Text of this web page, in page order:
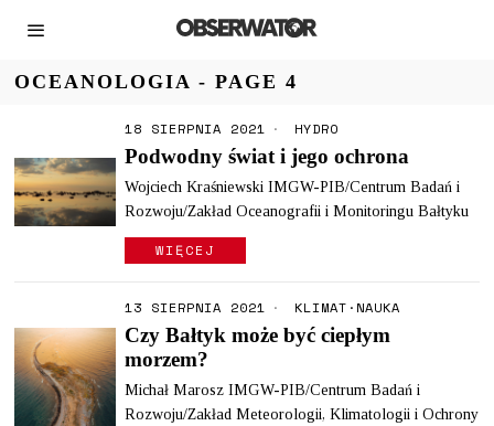
OCEANOLOGIA - PAGE 4
18 SIERPNIA 2021 HYDRO
Podwodny świat i jego ochrona
Wojciech Kraśniewski IMGW-PIB/Centrum Badań i
Rozwoju/Zakład Oceanografii i Monitoringu Bałtyku
WIĘCEJ
13 SIERPNIA 2021 KLIMAT · NAUKA
Czy Bałtyk może być ciepłym
morzem?
Michał Marosz IMGW-PIB/Centrum Badań i
Rozwoju/Zakład Meteorologii, Klimatologii i Ochrony